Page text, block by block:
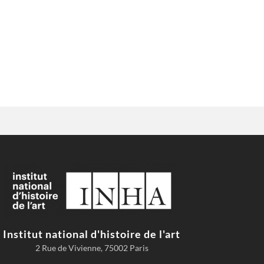
Institut national d'histoire de l'art
2 Rue de Vivienne, 75002 Paris